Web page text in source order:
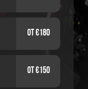
от €180
от €150